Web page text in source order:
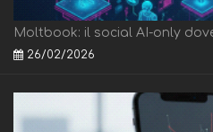
Moltbook: il social AI-only
26/02/2026